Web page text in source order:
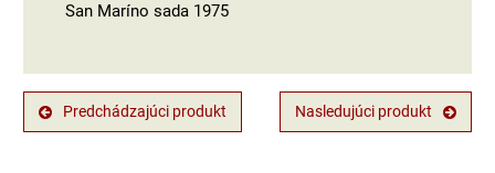
San Maríno sada 1975
Predchádzajúci produkt Nasledujúci produkt